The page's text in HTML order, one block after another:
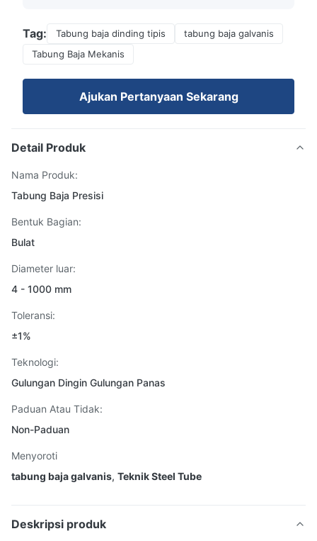
Tag: Tabung baja dinding tipis
tabung baja galvanis
Tabung Baja Mekanis
Ajukan Pertanyaan Sekarang
Detail Produk
Nama Produk:
Tabung Baja Presisi
Bentuk Bagian:
Bulat
Diameter luar:
4 - 1000 mm
Toleransi:
±1%
Teknologi:
Gulungan Dingin Gulungan Panas
Paduan Atau Tidak:
Non-Paduan
Menyoroti
tabung baja galvanis, Teknik Steel Tube
Deskripsi produk